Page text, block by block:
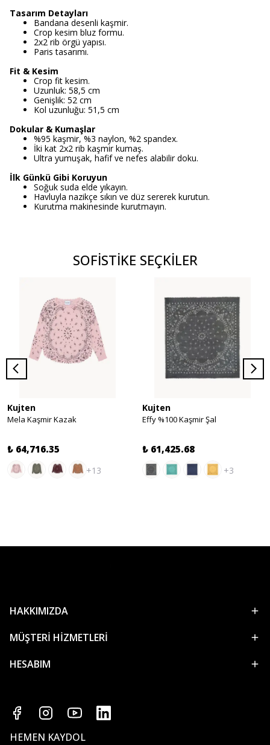
Tasarım Detayları
Bandana desenli kaşmir.
Crop kesim bluz formu.
2x2 rib örgü yapısı.
Paris tasarımı.
Fit & Kesim
Crop fit kesim.
Uzunluk: 58,5 cm
Genişlik: 52 cm
Kol uzunluğu: 51,5 cm
Dokular & Kumaşlar
%95 kaşmir, %3 naylon, %2 spandex.
İki kat 2x2 rib kaşmir kumaş.
Ultra yumuşak, hafif ve nefes alabilir doku.
İlk Günkü Gibi Koruyun
Soğuk suda elde yıkayın.
Havluyla nazikçe sıkın ve düz sererek kurutun.
Kurutma makinesinde kurutmayın.
SOFİSTİKE SEÇKİLER
Kujten
Mela Kaşmir Kazak
₺ 64,716.35
+13
Kujten
Effy %100 Kaşmir Şal
₺ 61,425.68
+3
HAKKIMIZDA
MÜŞTERİ HİZMETLERİ
HESABIM
HEMEN KAYDOL